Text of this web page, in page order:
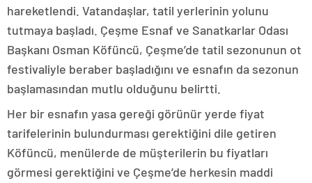
hareketlendi. Vatandaşlar, tatil yerlerinin yolunu
tutmaya başladı. Çeşme Esnaf ve Sanatkarlar Odası
Başkanı Osman Köfüncü, Çeşme’de tatil sezonunun ot
festivaliyle beraber başladığını ve esnafın da sezonun
başlamasından mutlu olduğunu belirtti.
Her bir esnafın yasa gereği görünür yerde fiyat
tarifelerinin bulundurması gerektiğini dile getiren
Köfüncü, menülerde de müşterilerin bu fiyatları
görmesi gerektiğini ve Çeşme’de herkesin maddi